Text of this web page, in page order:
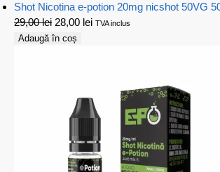
Shot Nicotina e-potion 20mg nicshot 50VG
29,00lei 28,00 lei TVA inclus
Adaugă în coș